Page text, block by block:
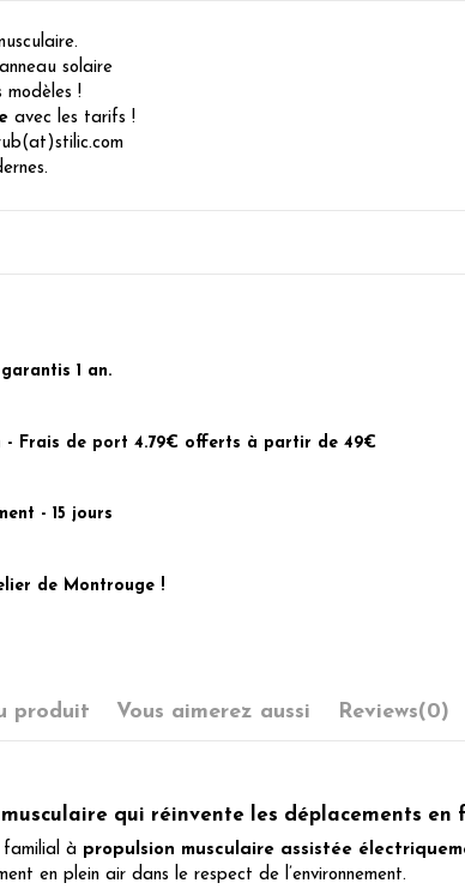
solaire
modèles !
avec les tarifs !
1 an.
- Frais de port 4.79€ offerts à partir de 49€
- 15 jours
de Montrouge !
produit Vous aimerez aussi Reviews(0)
qui réinvente les déplacements en
familial à propulsion musculaire assistée
en plein air dans le respect de l’environnement.